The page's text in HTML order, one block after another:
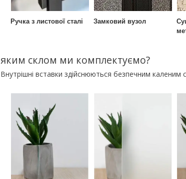
Ручка з листової сталі Замковий вузол
яким склом ми комплектуємо?
Внутрішні вставки здійснюються безпечним каленим